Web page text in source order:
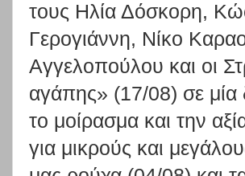
τους Ηλία Δόσκορη,
Γερογιάννη, Νίκο
Αγγελοπούλου και οι
αγάπης» (17/08) σε μία
το μοίρασμα και την
για μικρούς και